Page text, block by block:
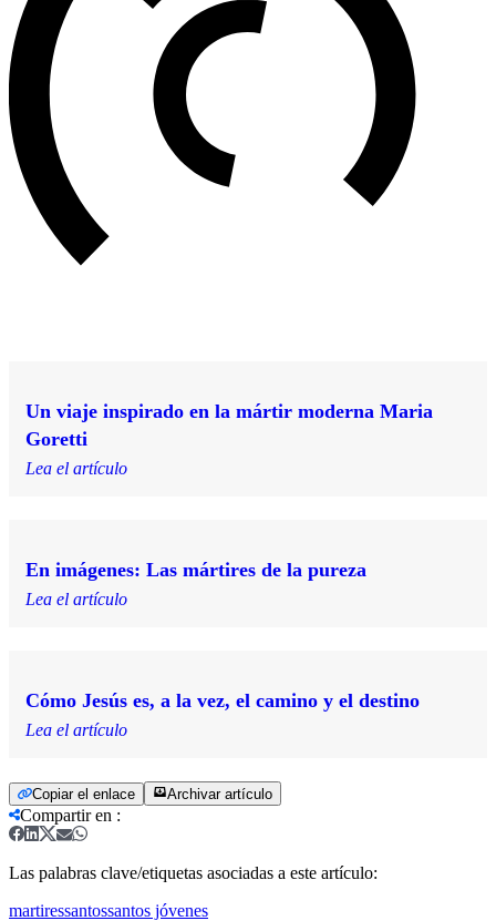
Un viaje inspirado en la mártir moderna Maria
Goretti
Lea el artículo
En imágenes: Las mártires de la pureza
Lea el artículo
Cómo Jesús es, a la vez, el camino y el destino
Lea el artículo
Copiar el enlace Archivar artículo
Compartir en :
Las palabras clave/etiquetas asociadas a este artículo:
martiressantossantos jóvenes